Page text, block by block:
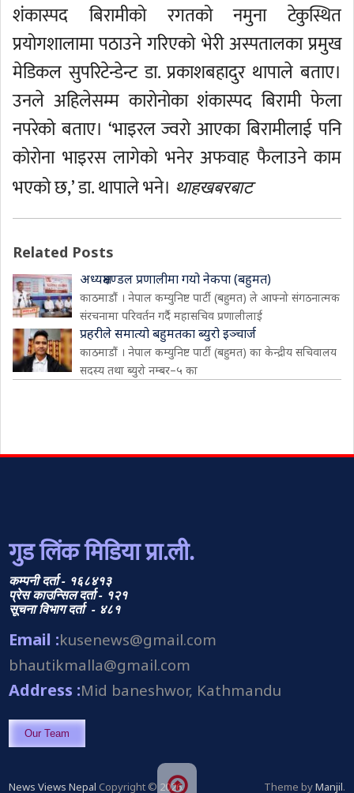
शंकास्पद बिरामीको रगतको नमुना टेकुस्थित
प्रयोगशालामा पठाउने गरिएको भेरी अस्पतालका प्रमुख
मेडिकल सुपरिटेन्डेन्ट डा. प्रकाशबहादुर थापाले बताए।
उनले अहिलेसम्म कारोनोका शंकास्पद बिरामी फेला
नपरेको बताए। ‘भाइरल ज्वरो आएका बिरामीलाई पनि
कोरोना भाइरस लागेको भनेर अफवाह फैलाउने काम
भएको छ,’ डा. थापाले भने। थाहखबरबाट
Related Posts
अध्यक्षमण्डल प्रणालीमा गयो नेकपा (बहुमत)
काठमाडौं । नेपाल कम्युनिष्ट पार्टी (बहुमत) ले आफ्नो संगठनात्मक
संरचनामा परिवर्तन गर्दै महासचिव प्रणालीलाई
प्रहरीले समात्यो बहुमतका ब्युरो इञ्चार्ज
काठमाडौं । नेपाल कम्युनिष्ट पार्टी (बहुमत) का केन्द्रीय सचिवालय
सदस्य तथा ब्युरो नम्बर–५ का
गुड लिंक मिडिया प्रा.ली.
कम्पनी दर्ता - १६८४१३
प्रेस काउन्सिल दर्ता - १२१
सूचना विभाग दर्ता - ४८१
Email :kusenews@gmail.com
bhautikmalla@gmail.com
Address :Mid baneshwor, Kathmandu
Our Team
News Views Nepal Copyright © 2026. Theme byManjil.